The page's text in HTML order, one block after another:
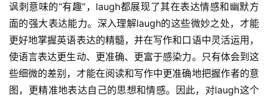
讽刺意味的“有趣”，laugh都展现了其在表达情感和幽默方
面的强大表达能力。深入理解laugh的这些微妙之处，才能
更好地掌握英语表达的精髓，并在写作和口语中灵活运用，
使语言表达更生动、更准确、更富于感染力。只有体会到这
些细微的差别，才能在阅读和写作中更准确地把握作者的意
图，更精准地表达自己的思想和情感。因此，对laugh这个